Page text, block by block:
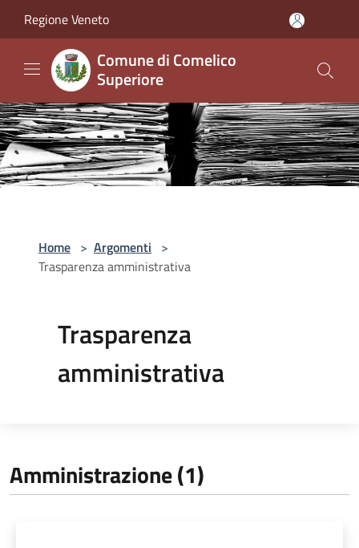
Regione Veneto
Comune di Comelico
Superiore
Home > Argomenti >
Trasparenza amministrativa
Trasparenza
amministrativa
Amministrazione (1)